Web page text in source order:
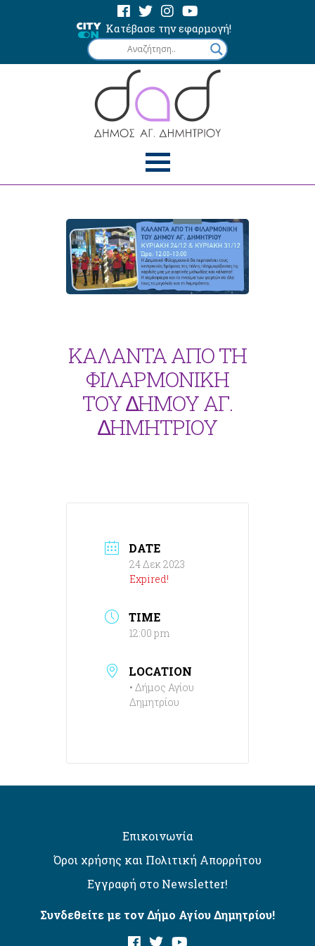
Κατέβασε την εφαρμογή!
ΚΑΛΑΝΤΑ ΑΠΟ ΤΗ
ΦΙΛΑΡΜΟΝΙΚΗ
ΤΟΥ ∆ΗΜΟΥ ΑΓ.
∆ΗΜΗΤΡΙΟΥ
DATE
24 Δεκ 2023
Expired!
TIME
12:00 pm
LOCATION
• Δήμος Αγίου
Δημητρίου
Επικοινωνία
Όροι χρήσης και Πολιτική Απορρήτου
Εγγραφή στο Newsletter!
Συνδεθείτε με τον Δήμο Αγίου Δημητρίου!